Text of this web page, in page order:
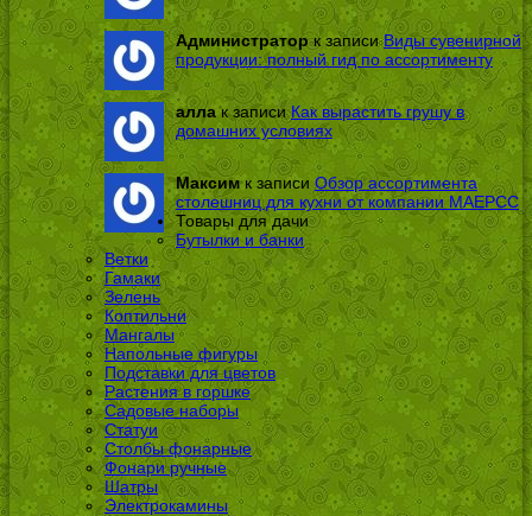
Администраторк записиВиды сувенирной
продукции: полный гид по ассортименту
аллак записиКак вырастить грушу в
домашних условиях
Максимк записиОбзор ассортимента
столешниц для кухни от компании МАЕРСС
Товары для дачи
Бутылки и банки
Ветки
Гамаки
Зелень
Коптильни
Мангалы
Напольные фигуры
Подставки для цветов
Растения в горшке
Садовые наборы
Статуи
Столбы фонарные
Фонари ручные
Шатры
Электрокамины